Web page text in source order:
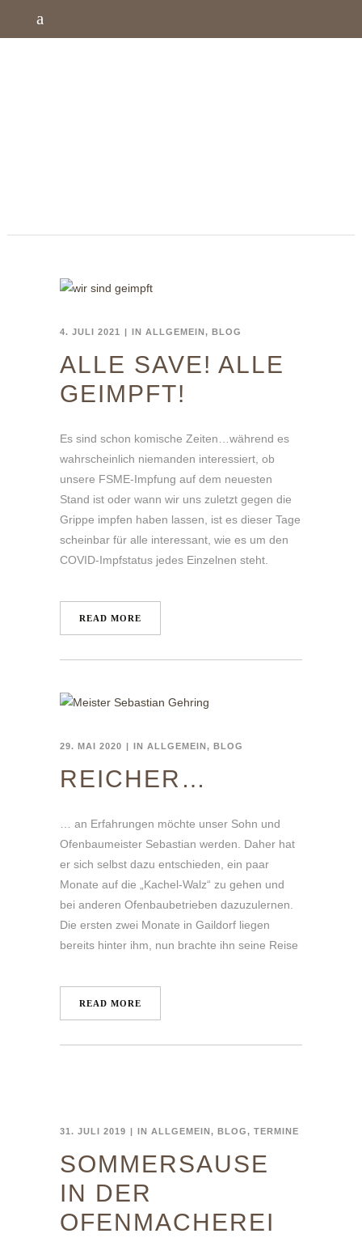
4. JULI 2021 IN ALLGEMEIN, BLOG
ALLE SAVE! ALLE
GEIMPFT!
Es sind schon komische Zeiten…während es
wahrscheinlich niemanden interessiert, ob
unsere FSME-Impfung auf dem neuesten
Stand ist oder wann wir uns zuletzt gegen die
Grippe impfen haben lassen, ist es dieser Tage
scheinbar für alle interessant, wie es um den
COVID-Impfstatus jedes Einzelnen steht.
READ MORE
29. MAI 2020 IN ALLGEMEIN, BLOG
REICHER…
… an Erfahrungen möchte unser Sohn und
Ofenbaumeister Sebastian werden. Daher hat
er sich selbst dazu entschieden, ein paar
Monate auf die „Kachel-Walz“ zu gehen und
bei anderen Ofenbaubetrieben dazuzulernen.
Die ersten zwei Monate in Gaildorf liegen
bereits hinter ihm, nun brachte ihn seine Reise
READ MORE
31. JULI 2019 IN ALLGEMEIN, BLOG, TERMINE
SOMMERSAUSE
IN DER
OFENMACHEREI